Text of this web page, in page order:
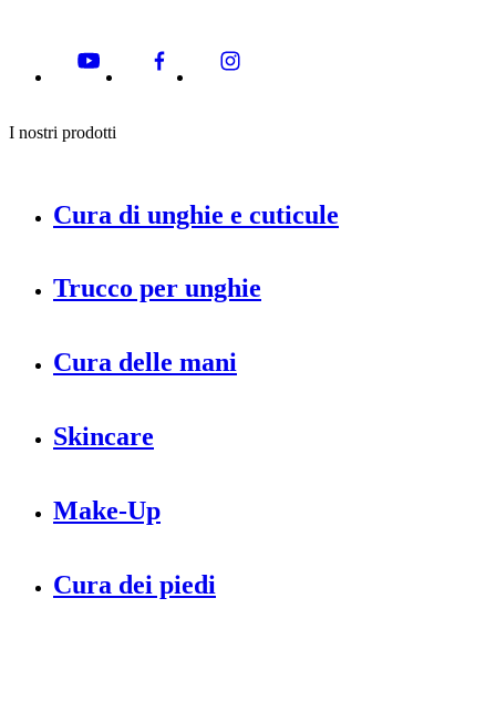
I nostri prodotti
Cura di unghie e cuticule
Trucco per unghie
Cura delle mani
Skincare
Make-Up
Cura dei piedi